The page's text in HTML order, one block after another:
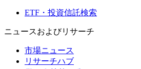
ETF・投資信託検索
ニュースおよびリサーチ
市場ニュース
リサーチハブ